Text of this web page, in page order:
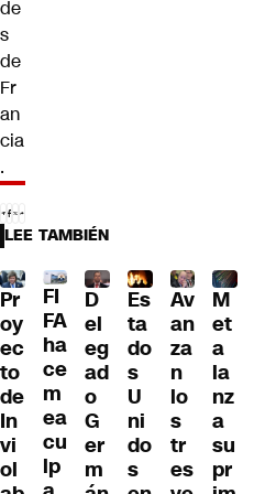
de
s
de
Fr
an
cia
.
LEE TAMBIÉN
Pr
oy
ec
to
de
In
vi
ol
FI
FA
ha
ce
m
ea
cu
lp
D
el
eg
ad
o
G
er
m
Es
ta
do
s
U
ni
do
s
Av
an
za
n
lo
s
tr
es
M
et
a
la
nz
a
su
pr